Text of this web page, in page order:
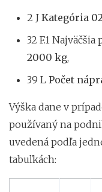
2 J Kategória
32 F.1
2000 kg,
39 L Počet
Výška dane v
používaný na
uvedená podľa
tabuľkách: